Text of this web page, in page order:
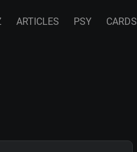
ARTICLES PSY CARDS